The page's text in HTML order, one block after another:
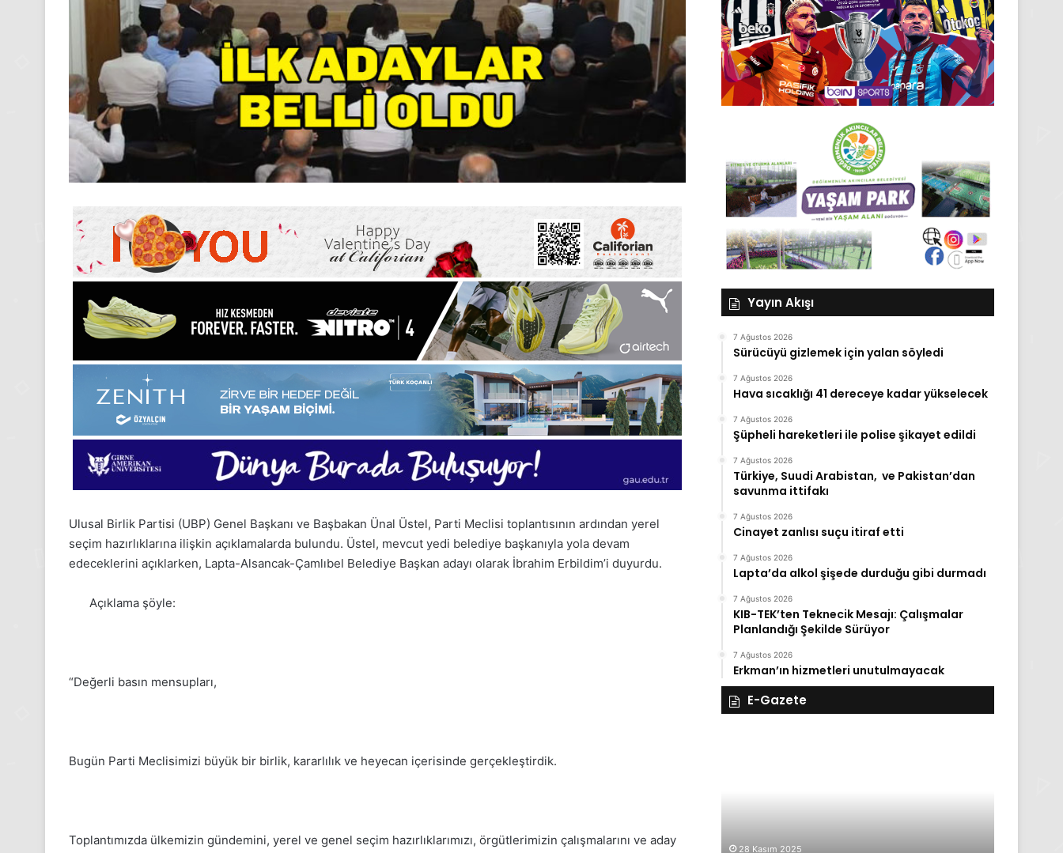
Ulusal Birlik Partisi (UBP) Genel Başkanı ve Başbakan Ünal Üstel, Parti Meclisi toplantısının ardından yerel
seçim hazırlıklarına ilişkin açıklamalarda bulundu. Üstel, mevcut yedi belediye başkanıyla yola devam
edeceklerini açıklarken, Lapta-Alsancak-Çamlıbel Belediye Başkan adayı olarak İbrahim Erbildim’i duyurdu.
Açıklama şöyle:
“Değerli basın mensupları,
Bugün Parti Meclisimizi büyük bir birlik, kararlılık ve heyecan içerisinde gerçekleştirdik.
Toplantımızda ülkemizin gündemini, yerel ve genel seçim hazırlıklarımızı, örgütlerimizin çalışmalarını ve aday
Yayın Akışı
7 Ağustos 2026
Sürücüyü gizlemek için yalan söyledi
7 Ağustos 2026
Hava sıcaklığı 41 dereceye kadar yükselecek
7 Ağustos 2026
Şüpheli hareketleri ile polise şikayet edildi
7 Ağustos 2026
Türkiye, Suudi Arabistan, ve Pakistan’dan
savunma ittifakı
7 Ağustos 2026
Cinayet zanlısı suçu itiraf etti
7 Ağustos 2026
Lapta’da alkol şişede durduğu gibi durmadı
7 Ağustos 2026
KIB-TEK’ten Teknecik Mesajı: Çalışmalar
Planlandığı Şekilde Sürüyor
7 Ağustos 2026
Erkman’ın hizmetleri unutulmayacak
E-Gazete
Kasım
Pazartesi
manşetleri
24 Kasım 2025
Aralık
Pazartesi
manşetleri
1 Aralık 2025 28 Kasım 2025